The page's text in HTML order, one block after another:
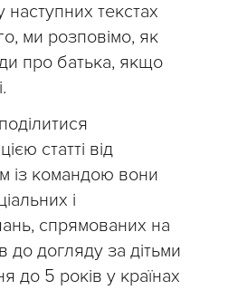
наступних текстах
ми розповімо, як
про батька, якщо
статті від
із командою вони
і
спрямованих на
до догляду за дітьми
до 5 років у країнах